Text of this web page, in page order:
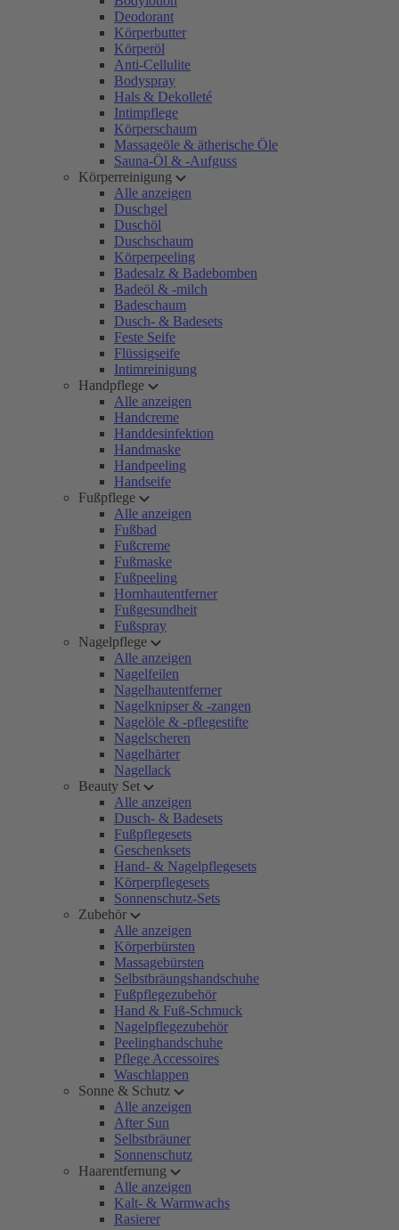
Deodorant
Körperbutter
Körperöl
Anti-Cellulite
Bodyspray
Hals & Dekolleté
Intimpflege
Körperschaum
Massageöle & ätherische Öle
Sauna-Öl & -Aufguss
Körperreinigung
Alle anzeigen
Duschgel
Duschöl
Duschschaum
Körperpeeling
Badesalz & Badebomben
Badeöl & -milch
Badeschaum
Dusch- & Badesets
Feste Seife
Flüssigseife
Intimreinigung
Handpflege
Alle anzeigen
Handcreme
Handdesinfektion
Handmaske
Handpeeling
Handseife
Fußpflege
Alle anzeigen
Fußbad
Fußcreme
Fußmaske
Fußpeeling
Hornhautentferner
Fußgesundheit
Fußspray
Nagelpflege
Alle anzeigen
Nagelfeilen
Nagelhautentferner
Nagelknipser & -zangen
Nagelöle & -pflegestifte
Nagelscheren
Nagelhärter
Nagellack
Beauty Set
Alle anzeigen
Dusch- & Badesets
Fußpflegesets
Geschenksets
Hand- & Nagelpflegesets
Körperpflegesets
Sonnenschutz-Sets
Zubehör
Alle anzeigen
Körperbürsten
Massagebürsten
Selbstbräungshandschuhe
Fußpflegezubehör
Hand & Fuß-Schmuck
Nagelpflegezubehör
Peelinghandschuhe
Pflege Accessoires
Waschlappen
Sonne & Schutz
Alle anzeigen
After Sun
Selbstbräuner
Sonnenschutz
Haarentfernung
Alle anzeigen
Kalt- & Warmwachs
Rasierer